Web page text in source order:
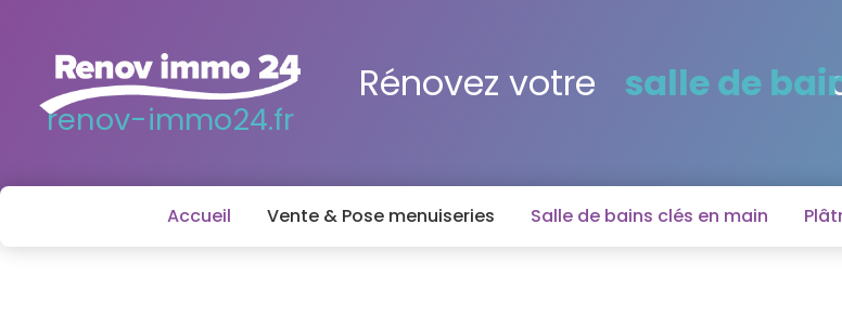
renov-immo24.fr
Rénovez votre salle de bain
Accueil Vente & Pose menuiseries Salle de bains clés en main